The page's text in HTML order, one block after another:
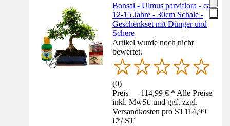
Bonsai - Ulmus parviflora - ca.
12-15 Jahre - 30cm Schale -
Geschenkset mit Dünger und
Schere
Artikel wurde noch nicht
bewertet.
(0)
Preis — 114,99 € * Alle Preise
inkl. MwSt. und ggf. zzgl.
Versandkosten pro ST114,99
€*/ ST